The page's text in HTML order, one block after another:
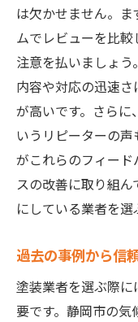
は欠かせません。
ムでレビューを比
注意を払いましょ
内容や対応の迅速
が高いです。さらに
いうリピーターの
がこれらのフィー
スの改善に取り組
にしている業者を選
過去の事例から信
塗装業者を選ぶ際
要です。静岡市の